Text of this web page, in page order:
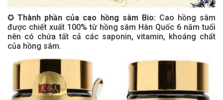
✪ Thành phần của cao hồng sâm Bio: Cao hồng sâm
được chiết xuất 100% từ hồng sâm Hàn Quốc 6 năm tuổi
nên có chứa tất cả các saponin, vitamin, khoáng chất
của hồng sâm.